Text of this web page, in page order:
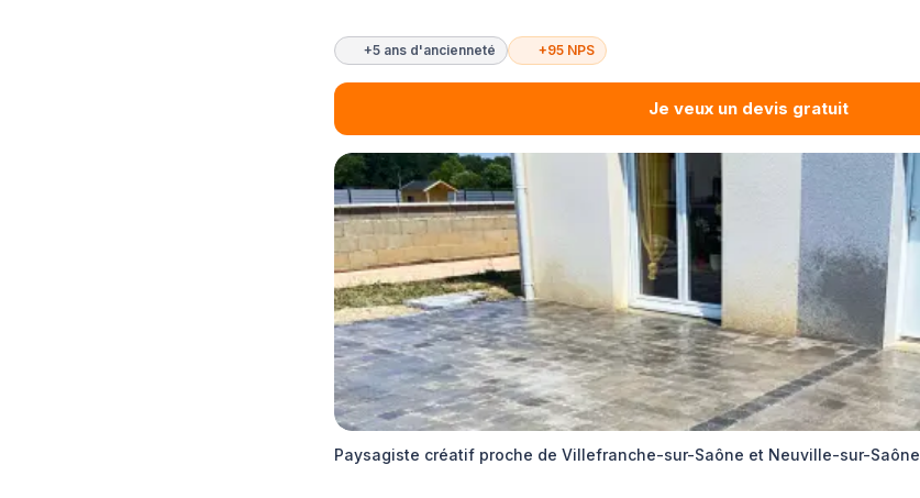
+5 ans d'ancienneté +95 NPS
Je veux un devis gratuit
Paysagiste créatif proche de Villefranche-sur-Saône et Neuville-sur-Saône